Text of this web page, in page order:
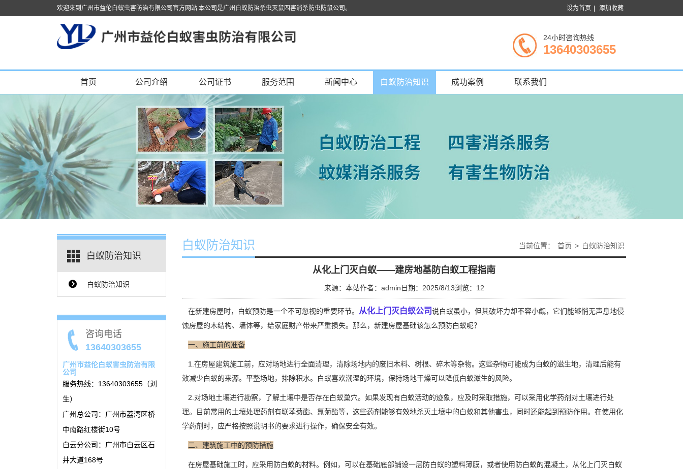
欢迎来到广州市益伦白蚁虫害防治有限公司官方网站.本公司是广州白蚁防治杀虫灭鼠四害消杀防虫防鼠公司。 设为首页 添加收藏
24小时咨询热线
13640303655
首页 公司介绍 公司证书 服务范围 新闻中心 白蚁防治知识 成功案例 联系我们
白蚁防治知识
{$ClassName_en}
白蚁防治知识
咨询电话
13640303655
广州市益伦白蚁害虫防治有限
公司
服务热线：13640303655（刘
生）
广州总公司：广州市荔湾区桥
中南路红楼街10号
白云分公司：广州市白云区石
井大道168号
白蚁防治知识 当前位置： 首页 > 白蚁防治知识
从化上门灭白蚁——建房地基防白蚁工程指南
来源：本站作者：admin 日期：2025/8/13浏览： 12
在新建房屋时，白蚁预防是一个不可忽视的重要环节。 从化上门灭白蚁公司说白蚁虽小，但其破坏力却不容小觑，它们能够悄无声息地侵
蚀房屋的木结构、墙体等，给家庭财产带来严重损失。那么，新建房屋基础该怎么预防白蚁呢？
一、施工前的准备
1.在房屋建筑施工前，应对场地进行全面清理，清除场地内的废旧木料、树根、碎木等杂物。这些杂物可能成为白蚁的滋生地，清理后能有
效减少白蚁的来源。平整场地，排除积水。白蚁喜欢潮湿的环境，保持场地干燥可以降低白蚁滋生的风险。
2.对场地土壤进行勘察，了解土壤中是否存在白蚁巢穴。如果发现有白蚁活动的迹象，应及时采取措施，可以采用化学药剂 对土壤进行处
理。目前常用的土壤处理药剂有联苯菊酯、氯菊酯等，这些药剂能够有效地杀灭土壤中的白蚁和其他害虫，同时还能起到预防作用。在使用化
学药剂时，应严格按照说明书的要求进行操作，确保安全有效。
二、建筑施工中的预防措施
在房屋基础施工时，应采用防白蚁的材料。例如，可以在基础底部铺设一层防白蚁的塑料薄膜，或者使用防白蚁的混凝土，从化上门灭白蚁